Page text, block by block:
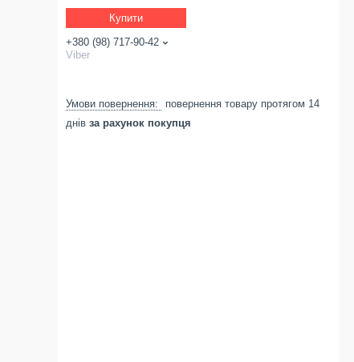
Купити
+380 (98) 717-90-42
Viber
повернення товару протягом 14
днів за рахунок покупця